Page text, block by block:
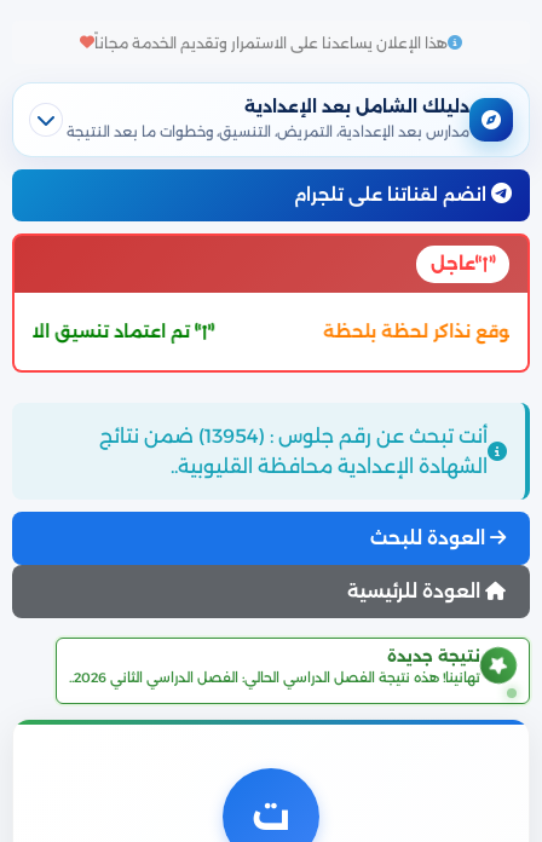
هذا الإعلان يساعدنا على الاستمرار وتقديم الخدمة مجاناً
دليلك الشامل بعد الإعدادية
مدارس بعد الإعدادية، التمريض، التنسيق، وخطوات ما بعد النتيجة
انضم لقناتنا على تلجرام
عاجل
تم اعتماد تنسيق الالتحاق بالثانوية العامة 2027 والتفاصيل بالمقال بالاسفل
أنت تبحث عن رقم جلوس : (13954) ضمن نتائج
الشهادة الإعدادية محافظة القليوبية..
العودة للبحث
العودة للرئيسية
نتيجة جديدة
تهانينا! هذه نتيجة الفصل الدراسي الحالي: الفصل الدراسي الثاني 2026..
ت